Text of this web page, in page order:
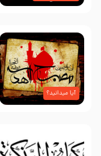
آیا میدانید؟